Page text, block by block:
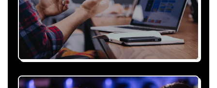
Recevez une proposition